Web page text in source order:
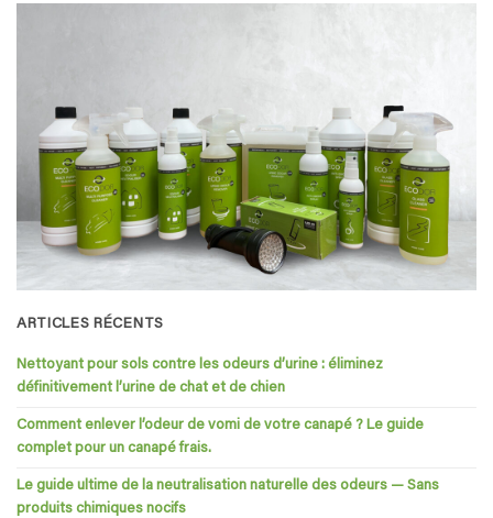
ARTICLES RÉCENTS
Nettoyant pour sols contre les odeurs d’urine : éliminez
définitivement l’urine de chat et de chien
Comment enlever l’odeur de vomi de votre canapé ? Le guide
complet pour un canapé frais.
Le guide ultime de la neutralisation naturelle des odeurs — Sans
produits chimiques nocifs